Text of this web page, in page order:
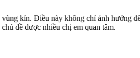
kín. Điều này không chỉ ảnh hưởng
đề được nhiều chị em quan tâm.